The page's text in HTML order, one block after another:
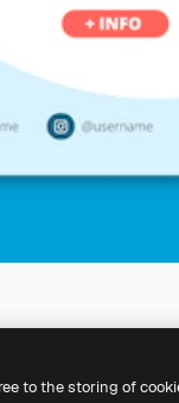
to the storing of